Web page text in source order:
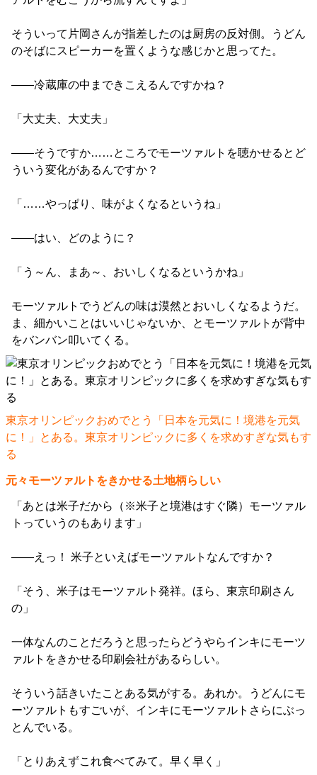
そういって片岡さんが指差したのは厨房の反対側。うどん
のそばにスピーカーを置くような感じかと思ってた。
――冷蔵庫の中まできこえるんですかね？
「大丈夫、大丈夫」
――そうですか……ところでモーツァルトを聴かせるとど
ういう変化があるんですか？
「……やっぱり、味がよくなるというね」
――はい、どのように？
「う～ん、まあ～、おいしくなるというかね」
モーツァルトでうどんの味は漠然とおいしくなるようだ。
ま、細かいことはいいじゃないか、とモーツァルトが背中
をバンバン叩いてくる。
東京オリンピックおめでとう「日本を元気に！境港を元気
に！」とある。東京オリンピックに多くを求めすぎな気もす
る
元々モーツァルトをきかせる土地柄らしい
「あとは米子だから（※米子と境港はすぐ隣）モーツァル
トっていうのもあります」
――えっ！ 米子といえばモーツァルトなんですか？
「そう、米子はモーツァルト発祥。ほら、東京印刷さん
の」
一体なんのことだろうと思ったらどうやらインキにモーツ
ァルトをきかせる印刷会社があるらしい。
そういう話きいたことある気がする。あれか。うどんにモ
ーツァルトもすごいが、インキにモーツァルトさらにぶっ
とんでいる。
「とりあえずこれ食べてみて。早く早く」